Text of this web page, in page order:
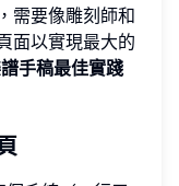
需要像雕刻師和
面以實現最大的
手稿最佳實踐